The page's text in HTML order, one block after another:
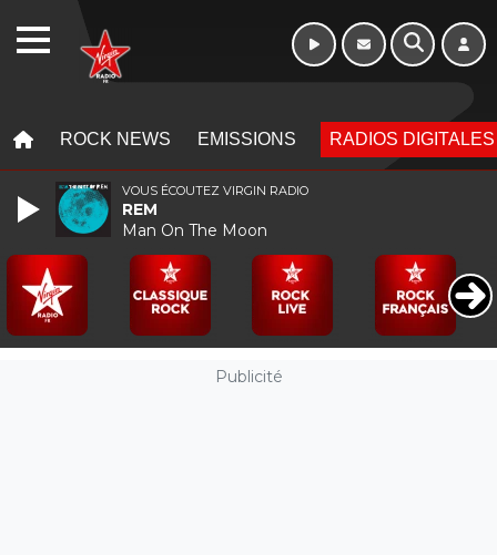
ROCK NEWS EMISSIONS RADIOS DIGITALES
Publicité
VOUS ÉCOUTEZ VIRGIN RADIO
REM
Man On The Moon
WEBRADIO